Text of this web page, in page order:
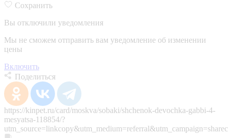
Сохранить
Вы отключили уведомления
Мы не сможем отправить вам уведомление об изменении
цены
Включить
Поделиться
https://kinpet.ru/card/moskva/sobaki/shchenok-devochka-gabbi-4-
mesyatsa-118854/?